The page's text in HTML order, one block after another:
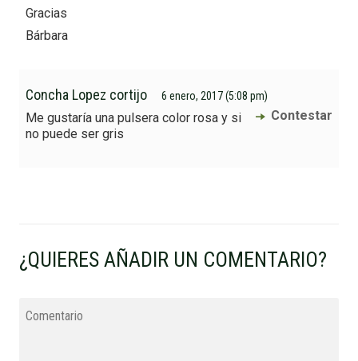
Gracias
Bárbara
Concha Lopez cortijo 6 enero, 2017 (5:08 pm)
Contestar
Me gustaría una pulsera color rosa y si
no puede ser gris
¿QUIERES AÑADIR UN COMENTARIO?